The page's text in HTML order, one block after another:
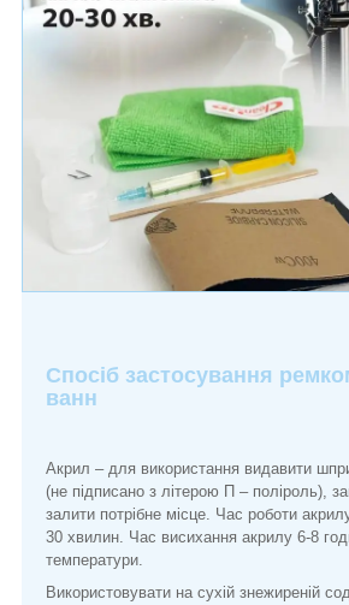
Спосіб застосування
ванн
Акрил – для використання видавити
(не підписано з літерою П – поліроль),
залити потрібне місце. Час роботи
30 хвилин. Час висихання акрилу 6-8
температури.
Використовувати на сухій знежиреній